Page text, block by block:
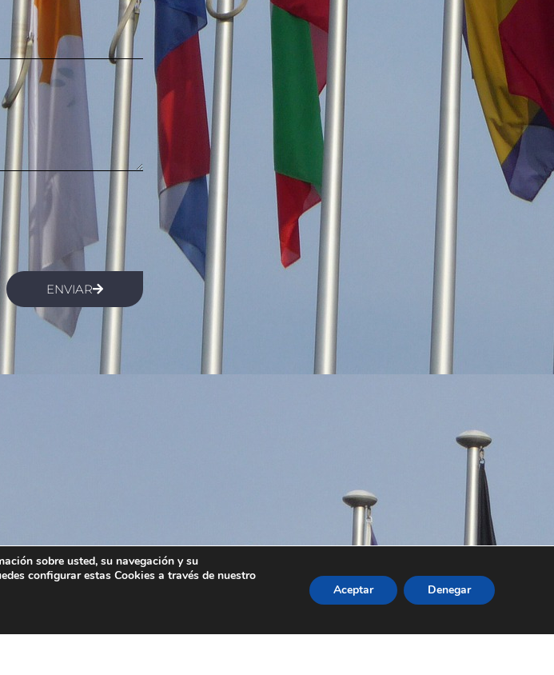
ENVIAR
sobre usted, su navegación y su
configurar estas Cookies a través de nuestro
Aceptar Denegar